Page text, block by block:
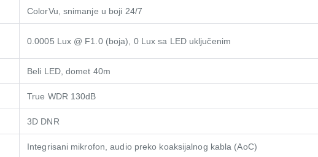
ColorVu, snimanje u boji 24/7
0.0005 Lux @ F1.0 (boja), 0 Lux sa LED uključenim
Beli LED, domet 40m
True WDR 130dB
3D DNR
Integrisani mikrofon, audio preko koaksijalnog kabla (AoC)